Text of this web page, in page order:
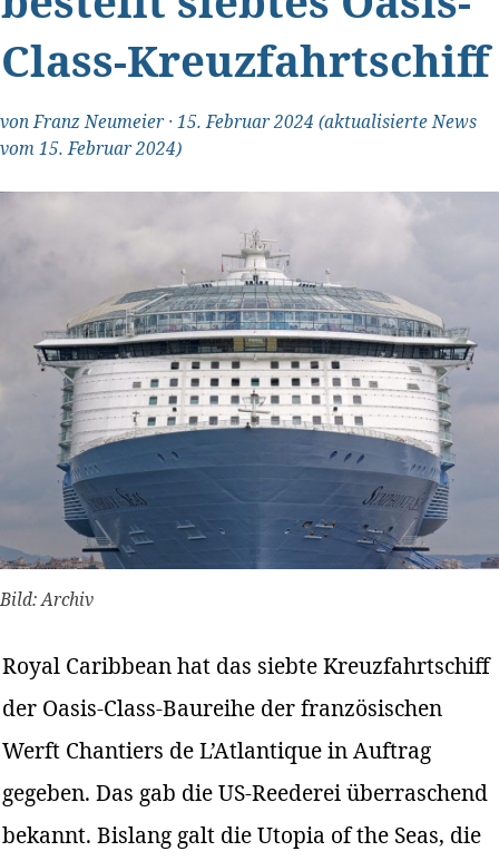
Class-Kreuzfahrtschiff
vonFranz Neumeier·15. Februar 2024 (aktualisierte News
vom 15. Februar 2024)
Bild: Archiv
Royal Caribbean hat das siebte Kreuzfahrtschiff
der Oasis-Class-Baureihe der französischen
Werft Chantiers de L’Atlantique in Auftrag
gegeben. Das gab die US-Reederei überraschend
bekannt. Bislang galt die Utopia of the Seas, die